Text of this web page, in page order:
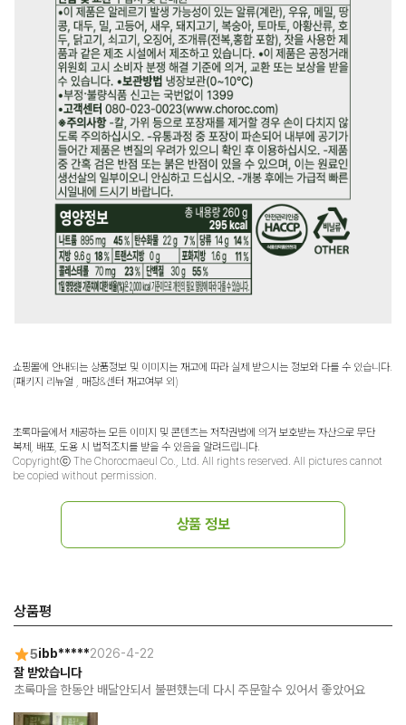
쇼핑몰에 안내되는 상품정보 및 이미지는 재고에 따라 실제 받으시는 정보와 다를 수 있습니다.
(패키지 리뉴얼 , 매장&센터 재고여부 외)
초록마을에서 제공하는 모든 이미지 및 콘텐츠는 저작권법에 의거 보호받는 자산으로 무단
복제, 배포, 도용 시 법적조치를 받을 수 있음을 알려드립니다.
Copyrightⓒ The Chorocmaeul Co., Ltd. All rights reserved. All pictures cannot
be copied without permission.
상품 정보
상품평
5ibb*****2026-4-22
잘 받았습니다
초록마을 한동안 배달안되서 불편했는데 다시 주문할수 있어서 좋았어요